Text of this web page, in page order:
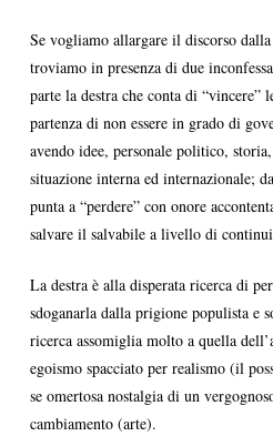
Se vogliamo allargare il discorso
troviamo in presenza di due
parte la destra che conta di “vincere”
partenza di non essere in grado di
avendo idee, personale politico,
situazione interna ed internazionale;
punta a “perdere” con onore
salvare il salvabile a livello di
La destra è alla disperata ricerca di
sdoganarla dalla prigione populista e
ricerca assomiglia molto a quella
egoismo spacciato per realismo (il
se omertosa nostalgia di un
cambiamento (arte).